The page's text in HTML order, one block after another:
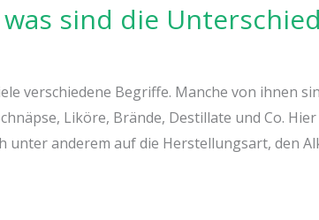
sind die
verschiedene Begriffe. Manche von ihnen
Liköre, Brände, Destillate und Co.
unter anderem auf die Herstellungsart, den